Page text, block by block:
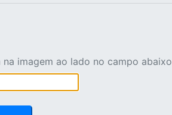
imagem ao lado no campo abaixo